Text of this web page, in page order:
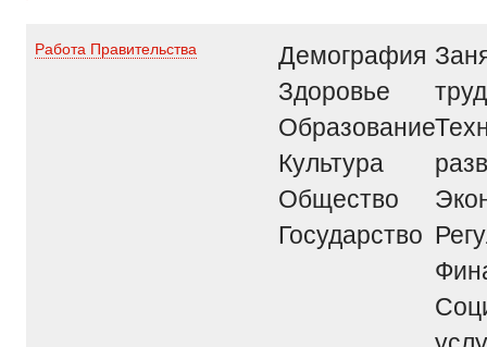
Работа Правительства
Демография
Здоровье
Образование
Культура
Общество
Государство
труд